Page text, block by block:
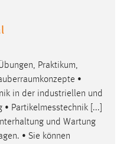
Praktikum,
•
in der industriellen und
Partikelmesstechnik [...]
und Wartung
. • Sie können